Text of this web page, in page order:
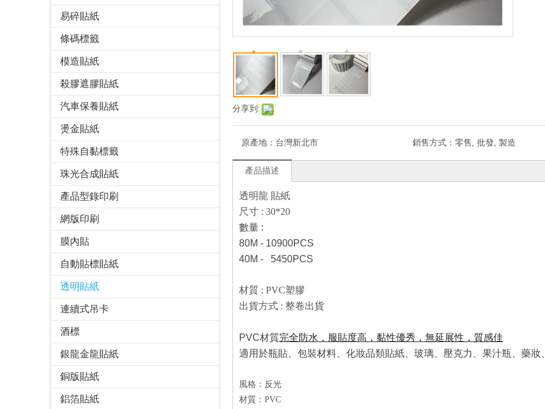
易碎貼紙
條碼標籤
模造貼紙
殺膠遮膠貼紙
汽車保養貼紙
燙金貼紙
特殊自黏標籤
珠光合成貼紙
產品型錄印刷
網版印刷
膜內貼
自動貼標貼紙
透明貼紙
連續式吊卡
酒標
銀龍金龍貼紙
銅版貼紙
鋁箔貼紙
分享到:
原產地： 台灣新北市 銷售方式： 零售, 批發, 製造
產品描述
透明龍 貼紙
尺寸 : 30*20
數量 :
80M - 10900PCS
40M - 5450PCS
材質 : PVC塑膠
出貨方式 : 整卷出貨
PVC材質完全防水，服貼度高，黏性優秀，無延展性，質感佳
適用於瓶貼、包裝材料、化妝品類貼紙、玻璃、壓克力、果汁瓶、藥妝
風格：反光
材質：PVC